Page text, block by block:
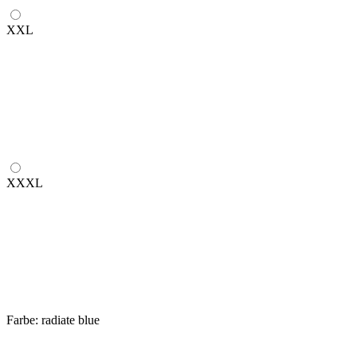
XXL
XXXL
Farbe: radiate blue